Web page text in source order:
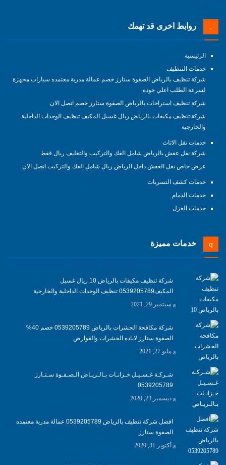
روابط اخرى قد تهمك
الرئيسية
خدمات التنظيف
شركة تنظيف بالرياض الصفوة ستارز خصم عمالة مدربة معتمده سيارات مجهزة
لسرعة الطلب اعلي جوده
شركة تنظيف استراحات بالرياض الصفوة ستارز خصم اتصل الان
شركة تنظيف مكيفات بالرياض ريال غسيل المكيف تنظيف الوحدات الداخلية
والخارجية
خدمات نقل الاثاث
شركة نقل عفش بالرياض شامل الفك والتركيب والتغليف ريال فقط
عرض خاص نقل العفش داخل الرياض ريال شامل الفك والتركيب اتصل الان
خدمات كشف التسربات
خدمات الدمام
خدمات العزل
خدمات مميزة
شركة تنظيف مكيفات بالرياض 10 ريال غسيل
المكيف0539205789 تنظيف الوحدات الداخلية والخارجية
سبتمبر 29, 2021
شركة مكافحة الحشرات بالرياض 0539205789 خصم 40%
الصفوة ستارز لاباده الحشرات والقوارض
مايو 27, 2021
شـركـة غـسـيـل خـزانـات بـالـريـاض الـصـفـوة سـتـارز
0539205789
ديسمبر 23, 2020
افضل شركة تنظيف بالرياض 0539205789 عمالة مدربة معتمده
الصفوة ستارز
أكتوبر 31, 2020